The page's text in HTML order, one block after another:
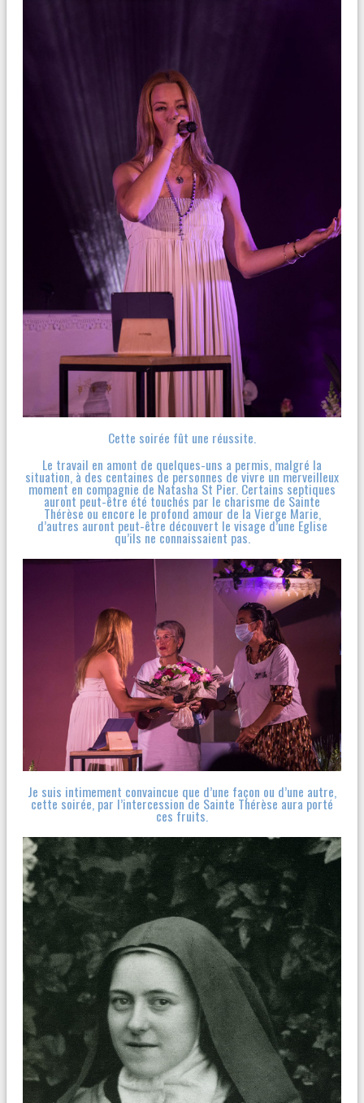
Cette soirée fût une réussite.
Le travail en amont de quelques-uns a permis, malgré la
situation, à des centaines de personnes de vivre un merveilleux
moment en compagnie de Natasha St Pier. Certains septiques
auront peut-être été touchés par le charisme de Sainte
Thérèse ou encore le profond amour de la Vierge Marie,
d’autres auront peut-être découvert le visage d’une Eglise
qu’ils ne connaissaient pas.
Je suis intimement convaincue que d’une façon ou d’une autre,
cette soirée, par l’intercession de Sainte Thérèse aura porté
ces fruits.